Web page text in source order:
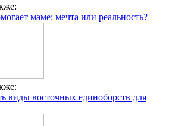
маме: мечта или реальность?
виды восточных единоборств для